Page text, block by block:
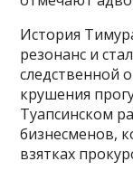
История
резонанс и
следственной
крушения
Туапсинском
бизнесменов,
взятках